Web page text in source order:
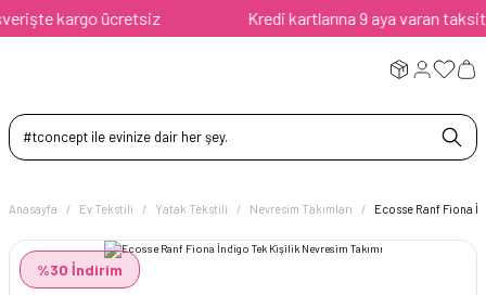
kargo ücretsiz Kredi kartlarına 9 aya varan taksit
Anasayfa Ev Tekstili Yatak Tekstili Nevresim Takımları Ecosse Ranf Fiona
%30 İndirim